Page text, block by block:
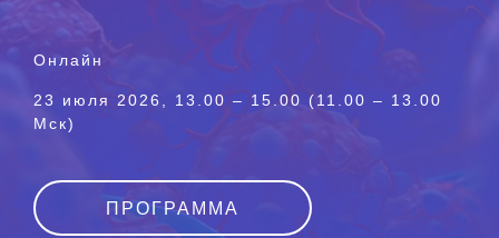
Онлайн
23 июля 2026, 13.00 – 15.00 (11.00 – 13.00
Мск)
ПРОГРАММА